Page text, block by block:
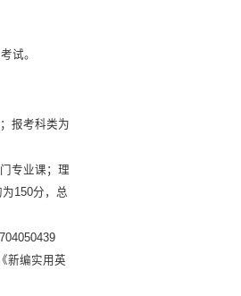
试。
报考科类为
专业课；理
150分，总
新编实用英